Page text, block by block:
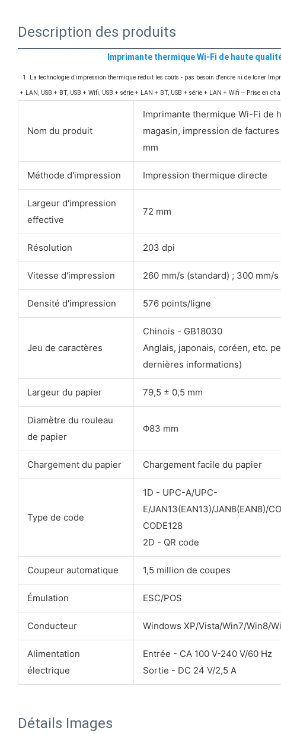
Description des produits
Imprimante thermique Wi-Fi de haute
1. La technologie d'impression thermique réduit les coûts - pas besoin d'encre ni de toner
+ LAN, USB + BT, USB + Wifi, USB + série + LAN + BT, USB + série + LAN + Wifi -- Prise en
Nom du produit
Imprimante thermique Wi-Fi de
magasin, impression de
mm
Méthode d'impression Impression thermique directe
Largeur d'impression
effective
72 mm
Résolution 203 dpi
Vitesse d'impression 260 mm/s (standard) ; 300 mm/s
Densité d'impression 576 points/ligne
Jeu de caractères
Chinois - GB18030
Anglais, japonais, coréen, etc.
dernières informations)
Largeur du papier 79,5 ± 0,5 mm
Diamètre du rouleau
de papier
Φ83 mm
Chargement du papier Chargement facile du papier
Type de code
1D - UPC-A/UPC-
E/JAN13(EAN13)/JAN8(EAN8)/
CODE128
2D - QR code
Coupeur automatique 1,5 million de coupes
Émulation ESC/POS
Conducteur Windows XP/Vista/Win7/Win8/
Alimentation
électrique
Entrée - CA 100 V-240 V/60 Hz
Sortie - DC 24 V/2,5 A
Détails Images